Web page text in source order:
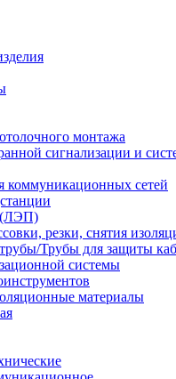
монтажа
сигнализации и
коммуникационных сетей
(ЛЭП)
резки, снятия
Трубы для защиты
системы
материалы